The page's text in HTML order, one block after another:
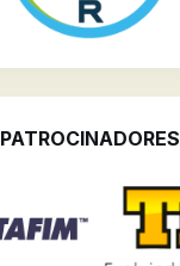
PATROCINADORES